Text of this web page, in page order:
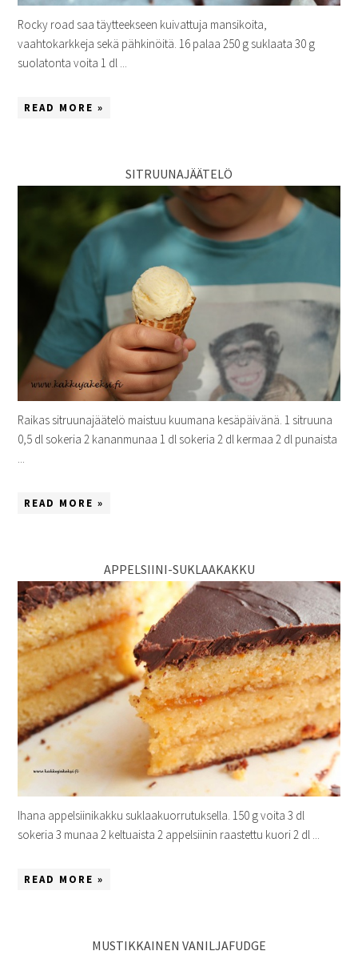
Rocky road saa täytteekseen kuivattuja mansikoita,
vaahtokarkkeja sekä pähkinöitä. 16 palaa 250 g suklaata 30 g
suolatonta voita 1 dl ...
READ MORE »
SITRUUNAJÄÄTELÖ
Raikas sitruunajäätelö maistuu kuumana kesäpäivänä. 1 sitruuna
0,5 dl sokeria 2 kananmunaa 1 dl sokeria 2 dl kermaa 2 dl punaista
...
READ MORE »
APPELSIINI-SUKLAAKAKKU
Ihana appelsiinikakku suklaakuorrutuksella. 150 g voita 3 dl
sokeria 3 munaa 2 keltuaista 2 appelsiinin raastettu kuori 2 dl ...
READ MORE »
MUSTIKKAINEN VANILJAFUDGE